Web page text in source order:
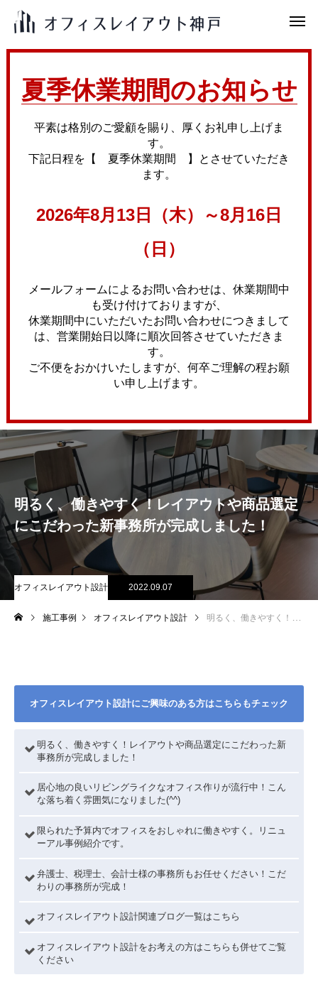
夏季休業期間のお知らせ
平素は格別のご愛顧を賜り、厚くお礼申し上げま
す。
下記日程を【 夏季休業期間 】とさせていただき
ます。
2026年8月13日（木）～8月16日
（日）
メールフォームによるお問い合わせは、休業期間中
も受け付けておりますが、
休業期間中にいただいたお問い合わせにつきまして
は、営業開始日以降に順次回答させていただきま
す。
ご不便をおかけいたしますが、何卒ご理解の程お願
い申し上げます。
明るく、働きやすく！レイアウトや商品選定
にこだわった新事務所が完成しました！
オフィスレイアウト設計 2022.09.07
施工事例 オフィスレイアウト設計 明るく、働きやすく！レイアウトや商品選定にこだわった新事務所が完成しました！
オフィスレイアウト設計にご興味のある方はこちらもチェック
明るく、働きやすく！レイアウトや商品選定にこだわった新
事務所が完成しました！
居心地の良いリビングライクなオフィス作りが流行中！こん
な落ち着く雰囲気になりました(^^)
限られた予算内でオフィスをおしゃれに働きやすく。リニュ
ーアル事例紹介です。
弁護士、税理士、会計士様の事務所もお任せください！こだ
わりの事務所が完成！
オフィスレイアウト設計関連ブログ一覧はこちら
オフィスレイアウト設計をお考えの方はこちらも併せてご覧
ください